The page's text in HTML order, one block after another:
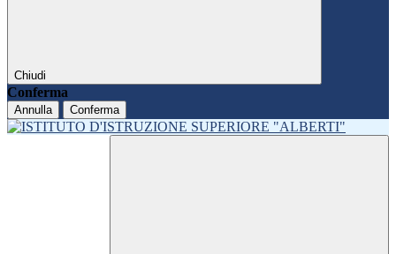
Chiudi
Conferma
Annulla Conferma